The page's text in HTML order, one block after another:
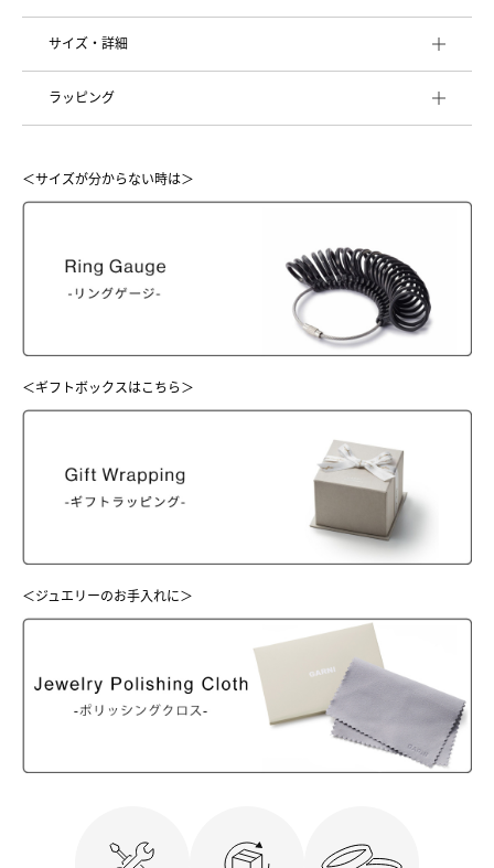
サイズ・詳細
ラッピング
＜サイズが分からない時は＞
＜ギフトボックスはこちら＞
＜ジュエリーのお手入れに＞